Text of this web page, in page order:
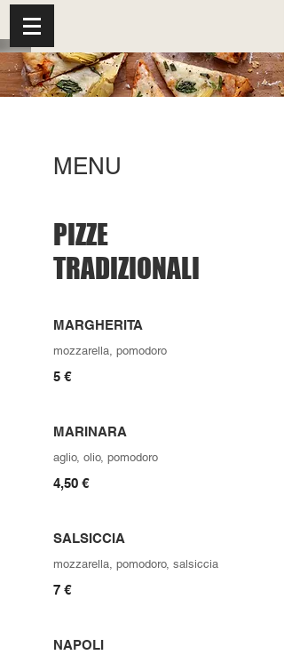
MENU
PIZZE
TRADIZIONALI
MARGHERITA
mozzarella, pomodoro
5 €
MARINARA
aglio, olio, pomodoro
4,50 €
SALSICCIA
mozzarella, pomodoro, salsiccia
7 €
NAPOLI